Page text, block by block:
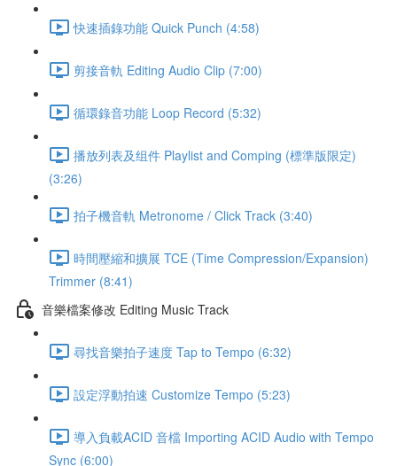
快速插錄功能 Quick Punch (4:58)
剪接音軌 Editing Audio Clip (7:00)
循環錄音功能 Loop Record (5:32)
播放列表及组件 Playlist and Comping (標準版限定)
(3:26)
拍子機音軌 Metronome / Click Track (3:40)
時間壓縮和擴展 TCE (Time Compression/Expansion)
Trimmer (8:41)
音樂檔案修改 Editing Music Track
尋找音樂拍子速度 Tap to Tempo (6:32)
設定浮動拍速 Customize Tempo (5:23)
導入負載ACID 音檔 Importing ACID Audio with Tempo
Sync (6:00)